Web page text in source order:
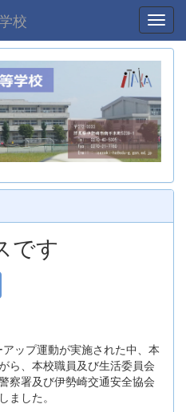
校
です
ップ運動が実施された中、本
ら、本校職員及び生活委員会
察署及び伊勢崎交通安全協会
ました。